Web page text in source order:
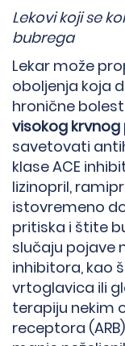
Lekovi koji se
bubrega
Lekar može
oboljenja koja
hronične
visokog
savetovati
klase ACE
lizinopril,
istovremeno
pritiska i štite
slučaju pojave
inhibitora, kao
vrtoglavica ili
terapiju nekim
receptora